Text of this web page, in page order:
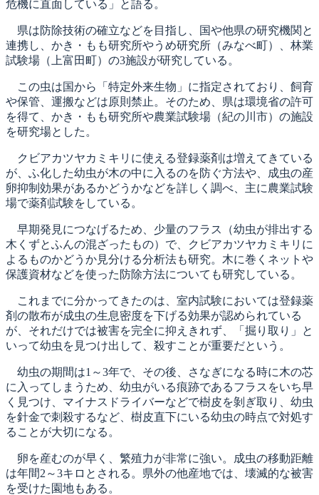
危機に直面している」と語る。
県は防除技術の確立などを目指し、国や他県の研究機関と
連携し、かき・もも研究所やうめ研究所（みなべ町）、林業
試験場（上富田町）の3施設が研究している。
この虫は国から「特定外来生物」に指定されており、飼育
や保管、運搬などは原則禁止。そのため、県は環境省の許可
を得て、かき・もも研究所や農業試験場（紀の川市）の施設
を研究場とした。
クビアカツヤカミキリに使える登録薬剤は増えてきている
が、ふ化した幼虫が木の中に入るのを防ぐ方法や、成虫の産
卵抑制効果があるかどうかなどを詳しく調べ、主に農業試験
場で薬剤試験をしている。
早期発見につなげるため、少量のフラス（幼虫が排出する
木くずとふんの混ざったもの）で、クビアカツヤカミキリに
よるものかどうか見分ける分析法も研究。木に巻くネットや
保護資材などを使った防除方法についても研究している。
これまでに分かってきたのは、室内試験においては登録薬
剤の散布が成虫の生息密度を下げる効果が認められている
が、それだけでは被害を完全に抑えきれず、「掘り取り」と
いって幼虫を見つけ出して、殺すことが重要だという。
幼虫の期間は1～3年で、その後、さなぎになる時に木の芯
に入ってしまうため、幼虫がいる痕跡であるフラスをいち早
く見つけ、マイナスドライバーなどで樹皮を剝ぎ取り、幼虫
を針金で刺殺するなど、樹皮直下にいる幼虫の時点で対処す
ることが大切になる。
卵を産むのが早く、繁殖力が非常に強い。成虫の移動距離
は年間2～3キロとされる。県外の他産地では、壊滅的な被害
を受けた園地もある。